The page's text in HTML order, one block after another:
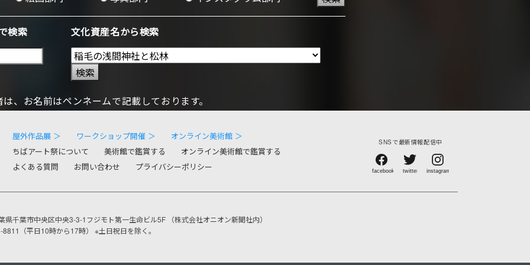
検索 文化資産名から検索
検索
、お名前はペンネームで記載しております。
屋外作品展 ＞ ワークショップ開催 ＞
オンライン美術館 ＞
ちばアート祭について
美術館で鑑賞する
オンライン美術館で鑑賞する
よくある質問
お問い合わせ プライバシーポリシー
SNSで最新情報配信中
県千葉市中央区中央3-3-1フジモト第一生命ビル5F
（株式会社オニオン新聞社内）
（平日10時から17時）
※土日祝日を除く。